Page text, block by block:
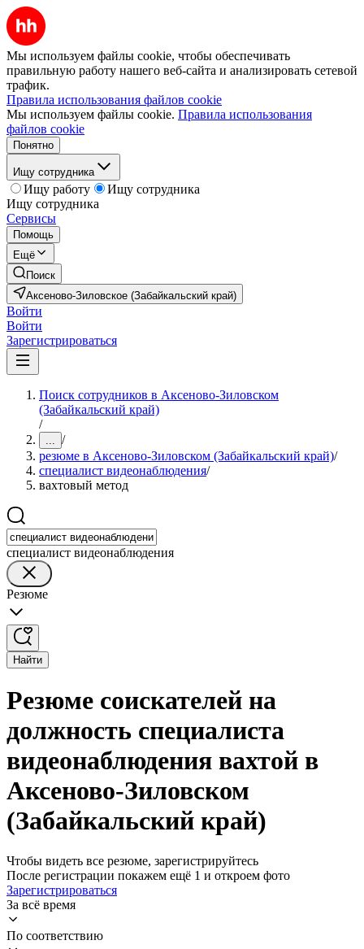
Мы используем файлы cookie, чтобы обеспечивать
правильную работу нашего веб-сайта и анализировать сетевой
трафик.
Правила использования файлов cookie
Мы используем файлы cookie. Правила использования
файлов cookie
Понятно
Ищу сотрудника
Ищу работу
Ищу сотрудника
Ищу сотрудника
Сервисы
Помощь
Ещё
Поиск
Аксеново-Зиловское (Забайкальский край)
Войти
Войти
Зарегистрироваться
Поиск сотрудников в Аксеново-Зиловском
(Забайкальский край)
/
... /
резюме в Аксеново-Зиловском (Забайкальский край)/
специалист видеонаблюдения/
вахтовый метод
специалист видеонаблюдения
Резюме
Найти
Резюме соискателей на
должность специалиста
видеонаблюдения вахтой в
Аксеново-Зиловском
(Забайкальский край)
Чтобы видеть все резюме, зарегистрируйтесь
После регистрации покажем ещё 1 и откроем фото
Зарегистрироваться
За всё время
По соответствию